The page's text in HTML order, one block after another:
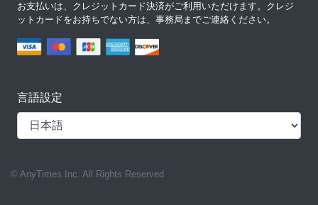
お支払いは、クレジットカード決済がご利用いただけます。クレジ
ットカードをお持ちでない方は、事務局までご連絡ください。
言語設定
© AnyTimes Inc. All Rights Reserved